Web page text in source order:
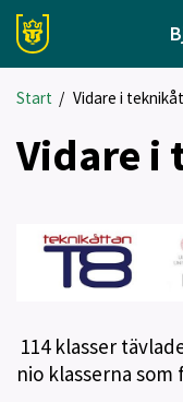
Start / Vidare i
Vidare i
114 klasser
nio klasserna